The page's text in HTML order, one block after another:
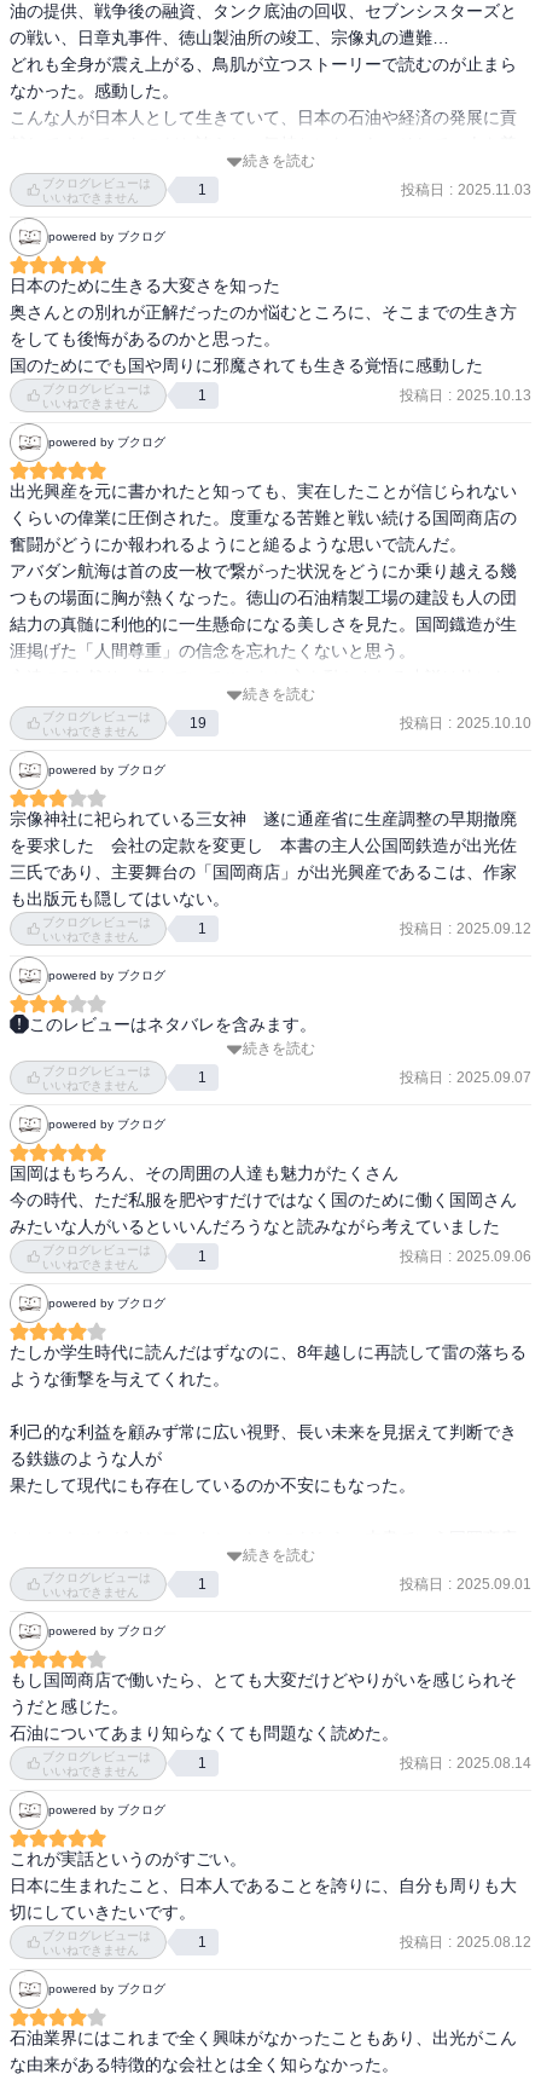
油の提供、戦争後の融資、タンク底油の回収、セブンシスターズと
の戦い、日章丸事件、徳山製油所の竣工、宗像丸の遭難…
どれも全身が震え上がる、鳥肌が立つストーリーで読むのが止まら
なかった。感動した。
こんな人が日本人として生きていて、日本の石油や経済の発展に貢
重し、魂をこめて働くことについて考えさせられた。
人に勧めたい今年1の素敵な本でした。
続きを読む
ブクログレビューは
いいねできません
1 投稿日 : 2025.11.03
powered by ブクログ
日本のために生きる大変さを知った
奥さんとの別れが正解だったのか悩むところに、そこまでの生き方
をしても後悔があるのかと思った。
国のためにでも国や周りに邪魔されても生きる覚悟に感動した
ブクログレビューは
いいねできません
1 投稿日 : 2025.10.13
powered by ブクログ
出光興産を元に書かれたと知っても、実在したことが信じられない
くらいの偉業に圧倒された。度重なる苦難と戦い続ける国岡商店の
奮闘がどうにか報われるようにと縋るような思いで読んだ。
アバダン航海は首の皮一枚で繋がった状況をどうにか乗り越える幾
つもの場面に胸が熱くなった。徳山の石油精製工場の建設も人の団
結力の真髄に利他的に一生懸命になる美しさを見た。国岡鐡造が生
涯掲げた「人間尊重」の信念を忘れたくないと思う。
続きを読む
ブクログレビューは
いいねできません
19 投稿日 : 2025.10.10
powered by ブクログ
宗像神社に祀られている三女神　遂に通産省に生産調整の早期撤廃
を要求した　会社の定款を変更し　本書の主人公国岡鉄造が出光佐
三氏であり、主要舞台の「国岡商店」が出光興産であるこは、作家
も出版元も隠してはいない。
ブクログレビューは
いいねできません
1 投稿日 : 2025.09.12
powered by ブクログ
このレビューはネタバレを含みます。
国岡商店は、外油と契約していない数少ない民族系の石油会社に。
国岡商店のやったことがすごすぎる。
イギリスがイランの原油は買うなと言っているのに、秘密裏に契約
をかわし、タンカーを遣わしたり。
“今やイラン国民にとって、｢日章丸｣は最大のニュースだった。一年
にわたるイギリスの経済封鎖によって困窮生活を余儀なくされてい
る国民は、今回の取り引きの成功を祈るような気持ちで見ていたの
だ。”
製油所の建設を、普通は3年かかるところを10ヶ月で成し遂げたり。
上に立つ者の在り方で、こうも士気が上がるのかと。
続きを読む
ブクログレビューは
いいねできません
1 投稿日 : 2025.09.07
powered by ブクログ
国岡はもちろん、その周囲の人達も魅力がたくさん
今の時代、ただ私服を肥やすだけではなく国のために働く国岡さん
みたいな人がいるといいんだろうなと読みながら考えていました
ブクログレビューは
いいねできません
1 投稿日 : 2025.09.06
powered by ブクログ
たしか学生時代に読んだはずなのに、8年越しに再読して雷の落ちる
ような衝撃を与えてくれた。
利己的な利益を顧みず常に広い視野、長い未来を見据えて判断でき
る鉄鏃のような人が
果たして現代にも存在しているのか不安にもなった。
の皆さんには頭が下がる。
紡いでくれた日本の今を生きる意義を与えてもらった気がする。
続きを読む
ブクログレビューは
いいねできません
1 投稿日 : 2025.09.01
powered by ブクログ
もし国岡商店で働いたら、とても大変だけどやりがいを感じられそ
うだと感じた。
石油についてあまり知らなくても問題なく読めた。
ブクログレビューは
いいねできません
1 投稿日 : 2025.08.14
powered by ブクログ
これが実話というのがすごい。
日本に生まれたこと、日本人であることを誇りに、自分も周りも大
切にしていきたいです。
ブクログレビューは
いいねできません
1 投稿日 : 2025.08.12
powered by ブクログ
石油業界にはこれまで全く興味がなかったこともあり、出光がこん
な由来がある特徴的な会社とは全く知らなかった。